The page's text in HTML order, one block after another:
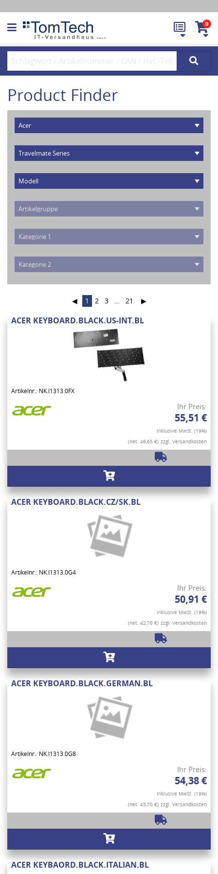
0
Product Finder
◀ 1 2 3 … 21 ▶
ACER KEYBOARD.BLACK.US-INT.BL
Artikelnr.: NK.I1313.0FX
Ihr Preis:
55,51 €
Inklusive MwSt. (19%)
(net. 46,65 €) zzgl. Versandkosten
ACER KEYBOARD.BLACK.CZ/SK.BL
Artikelnr.: NK.I1313.0G4
Ihr Preis:
50,91 €
Inklusive MwSt. (19%)
(net. 42,78 €) zzgl. Versandkosten
ACER KEYBOARD.BLACK.GERMAN.BL
Artikelnr.: NK.I1313.0G8
Ihr Preis:
54,38 €
Inklusive MwSt. (19%)
(net. 45,70 €) zzgl. Versandkosten
ACER KEYBAORD.BLACK.ITALIAN.BL